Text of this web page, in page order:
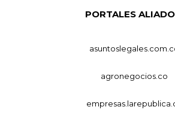
PORTALES
agronegocios.co